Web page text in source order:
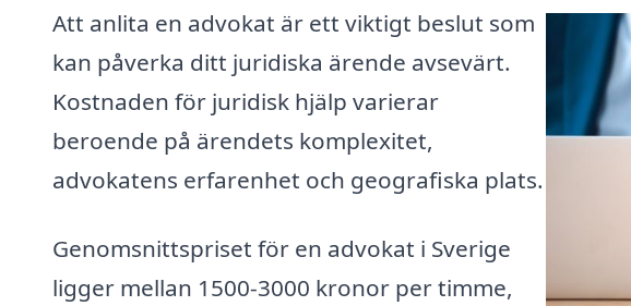
Att anlita en advokat är ett viktigt beslut som
kan påverka ditt juridiska ärende avsevärt.
Kostnaden för juridisk hjälp varierar
beroende på ärendets komplexitet,
advokatens erfarenhet och geografiska plats.
Genomsnittspriset för en advokat i Sverige
ligger mellan 1500-3000 kronor per timme,